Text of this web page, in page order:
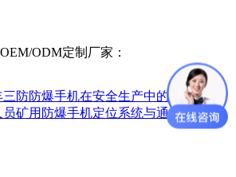
ODM定制厂家：
三防防爆手机在安全生产中的使用
员矿用防爆手机定位系统与通信应用